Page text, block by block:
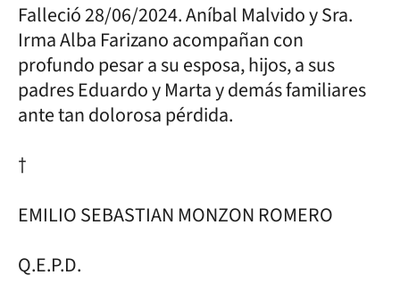
Falleció 28/06/2024. Aníbal Malvido y Sra.
Irma Alba Farizano acompañan con
profundo pesar a su esposa, hijos, a sus
padres Eduardo y Marta y demás familiares
ante tan dolorosa pérdida.
†
EMILIO SEBASTIAN MONZON ROMERO
Q.E.P.D.